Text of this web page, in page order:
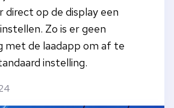
direct op de display een
Zo is er geen
met de laadapp om af te
instelling.